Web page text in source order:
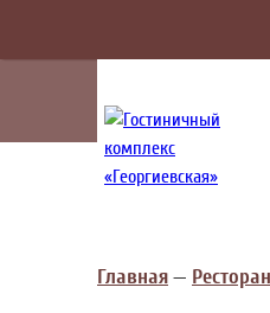
Главная—